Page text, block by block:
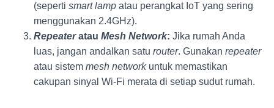
(seperti smart lamp atau perangkat IoT yang sering
menggunakan 2.4GHz).
Repeateratau Mesh Network: Jika rumah Anda
luas, jangan andalkan satu router. Gunakan repeater
atau sistem mesh networkuntuk memastikan
cakupan sinyal Wi-Fi merata di setiap sudut rumah.